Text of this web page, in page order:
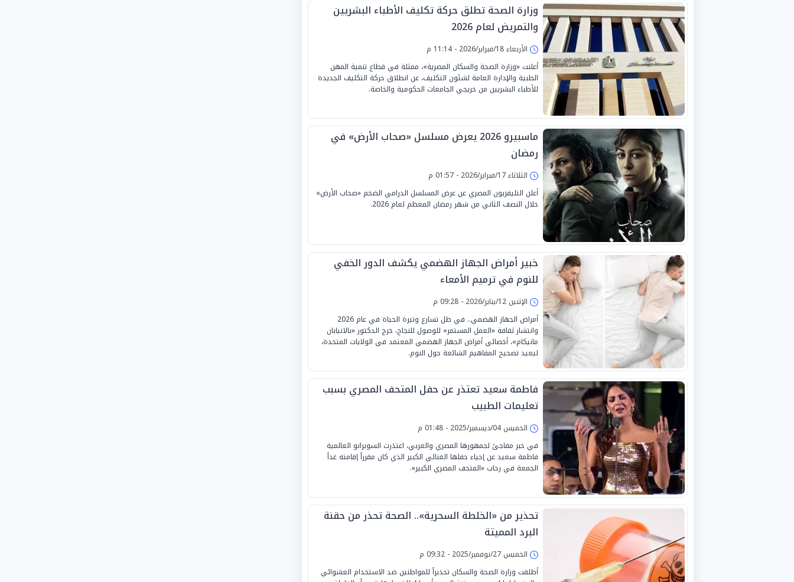
وزارة الصحة تطلق حركة تكليف الأطباء البشريين
والتمريض لعام 2026
الأربعاء 18/فبراير/2026 - 11:14 م
أعلنت «وزارة الصحة والسكان المصرية»، ممثلة في قطاع تنمية المهن
الطبية والإدارة العامة لشئون التكليف، عن انطلاق حركة التكليف الجديدة
للأطباء البشريين من خريجي الجامعات الحكومية والخاصة.
ماسبيرو 2026 يعرض مسلسل «صحاب الأرض» في
رمضان
الثلاثاء 17/فبراير/2026 - 01:57 م
أعلن التليفزيون المصري عن عرض المسلسل الدرامي الضخم «صحاب الأرض»
خلال النصف الثاني من شهر رمضان المعظم لعام 2026.
خبير أمراض الجهاز الهضمي يكشف الدور الخفي
للنوم في ترميم الأمعاء
الإثنين 12/يناير/2026 - 09:28 م
أمراض الجهاز الهضمي.. في ظل تسارع وتيرة الحياة في عام 2026
وانتشار ثقافة «العمل المستمر» للوصول للنجاح، خرج الدكتور «بالانيابان
مانيكام»، أخصائي أمراض الجهاز الهضمي المعتمد في الولايات المتحدة،
ليعيد تصحيح المفاهيم الشائعة حول النوم.
فاطمة سعيد تعتذر عن حفل المتحف المصري بسبب
تعليمات الطبيب
الخميس 04/ديسمبر/2025 - 01:48 م
في خبر مفاجئ لجمهورها المصري والعربي، اعتذرت السوبرانو العالمية
فاطمة سعيد عن إحياء حفلها الغنائي الكبير الذي كان مقرراً إقامته غداً
الجمعة في رحاب «المتحف المصري الكبير».
تحذير من «الخلطة السحرية».. الصحة تحذر من حقنة
البرد المميتة
الخميس 27/نوفمبر/2025 - 09:32 م
أطلقت وزارة الصحة والسكان تحذيراً للمواطنين ضد الاستخدام العشوائي